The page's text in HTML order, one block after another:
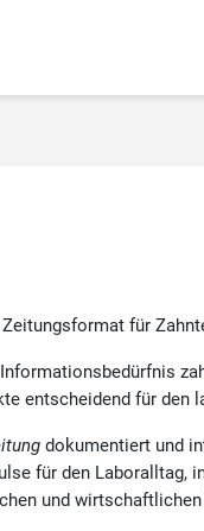
für
entscheidend für den
dokumentiert und
für den
und